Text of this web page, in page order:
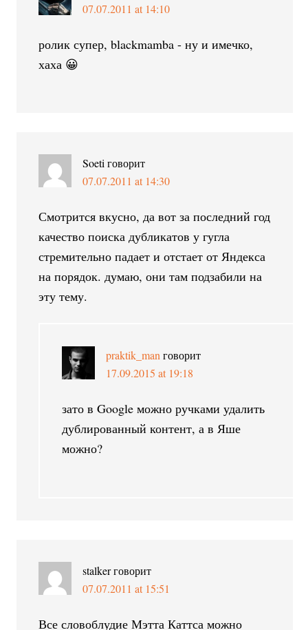
07.07.2011 at 14:10
ролик супер, blackmamba - ну и имечко,
хаха 😀
Soeti говорит
07.07.2011 at 14:30
Смотрится вкусно, да вот за последний год
качество поиска дубликатов у гугла
стремительно падает и отстает от Яндекса
на порядок. думаю, они там подзабили на
эту тему.
praktik_man говорит
17.09.2015 at 19:18
зато в Google можно ручками удалить
дублированный контент, а в Яше
можно?
stalkerговорит
07.07.2011 at 15:51
Все словоблудие Мэтта Каттса можно